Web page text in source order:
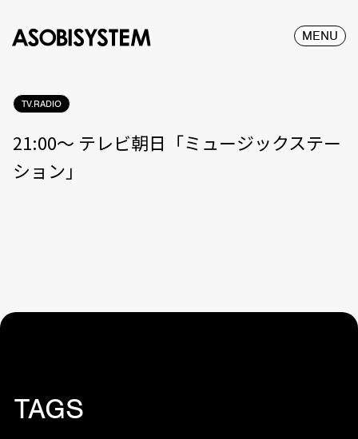
MENU
TV.RADIO
21:00〜 テレビ朝日「ミュージックステー
ション」
TAGS